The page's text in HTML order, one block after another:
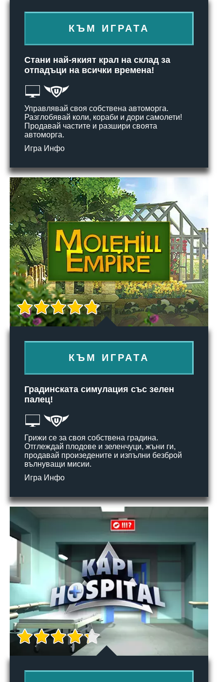
КЪМ ИГРАТА
Стани най-якият крал на склад за
отпадъци на всички времена!
Управлявай своя собствена автоморга.
Разглобявай коли, кораби и дори самолети!
Продавай частите и разшири своята
автоморга.
Игра Инфо
КЪМ ИГРАТА
Градинската симулация със зелен
палец!
Грижи се за своя собствена градина.
Отглеждай плодове и зеленчуци, жъни ги,
продавай произедените и изпълни безброй
вълнуващи мисии.
Игра Инфо